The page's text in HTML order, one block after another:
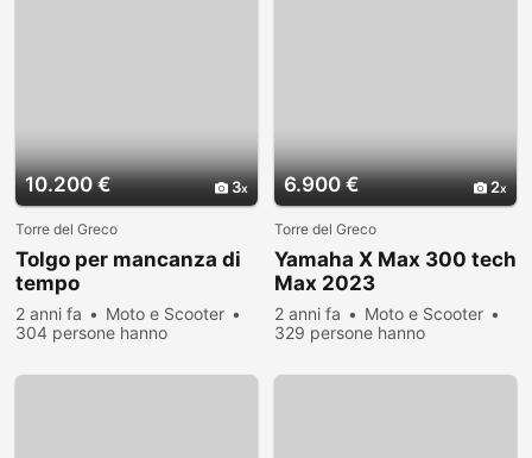
10.200 € 3
Torre del Greco
Tolgo per mancanza di
tempo
2 anni fa
Moto e Scooter
304 persone hanno
6.900 € 2
Torre del Greco
Yamaha X Max 300 tech
Max 2023
2 anni fa
Moto e Scooter
329 persone hanno